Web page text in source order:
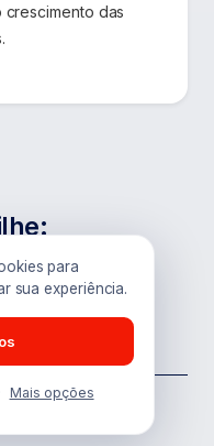
das
para
sua experiência.
Mais opções